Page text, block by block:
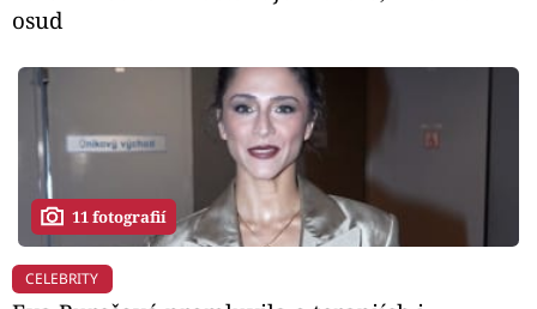
osud
11 fotografií
CELEBRITY